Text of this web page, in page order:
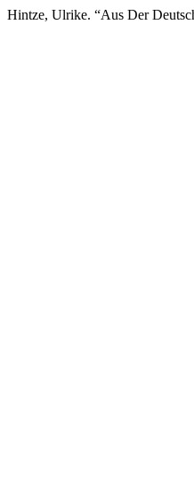
Hintze, Ulrike. “Aus Der